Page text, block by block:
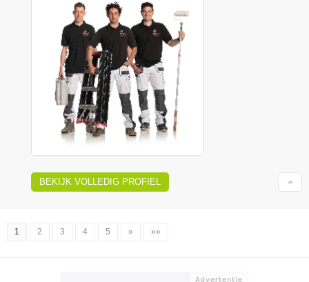
BEKIJK VOLLEDIG PROFIEL
1 2 3 4 5 » »»